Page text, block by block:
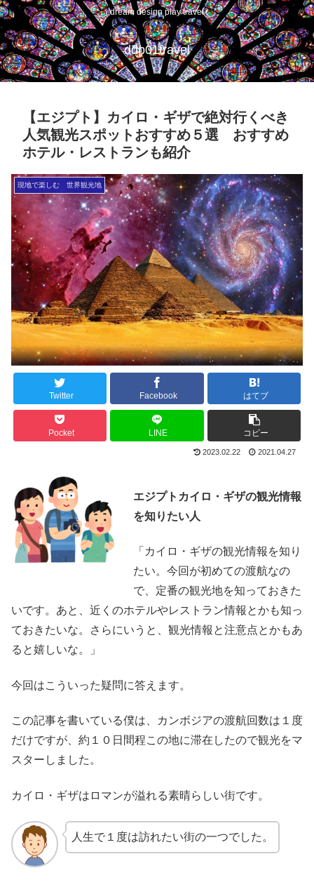
dream design play travel
ddp01travel
【エジプト】カイロ・ギザで絶対行くべき
人気観光スポットおすすめ５選 おすすめ
ホテル・レストランも紹介
現地で楽しむ 世界観光地
Twitter Facebook はてブ
Pocket LINE コピー
2023.02.22 2021.04.27
エジプトカイロ・ギザの観光情報
を知りたい人
「カイロ・ギザの観光情報を知り
たい。今回が初めての渡航なの
で、定番の観光地を知っておきた
いです。あと、近くのホテルやレストラン情報とかも知っ
ておきたいな。さらにいうと、観光情報と注意点とかもあ
ると嬉しいな。」
今回はこういった疑問に答えます。
この記事を書いている僕は、カンボジアの渡航回数は１度
だけですが、約１０日間程この地に滞在したので観光をマ
スターしました。
カイロ・ギザはロマンが溢れる素晴らしい街です。
人生で１度は訪れたい街の一つでした。